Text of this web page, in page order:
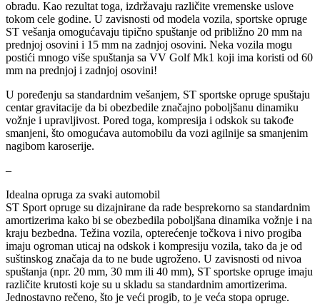
NRF NTY
OE BMW OE MERCEDES
OPTIMA OSRAM
Pascal PHILIPS
POWERFLEX EUROPEAN
PROFITOOL PROMA
PROMA POLSKA QUICKSILVER
QWP RAASM
obradu. Kao rezultat toga, izdržavaju različite vremenske uslove
tokom cele godine. U zavisnosti od modela vozila, sportske opruge
ST vešanja omogućavaju tipično spuštanje od približno 20 mm na
prednjoj osovini i 15 mm na zadnjoj osovini. Neka vozila mogu
postići mnogo više spuštanja sa VV Golf Mk1 koji ima koristi od 60
mm na prednjoj i zadnjoj osovini!
U poređenju sa standardnim vešanjem, ST sportske opruge spuštaju
centar gravitacije da bi obezbedile značajno poboljšanu dinamiku
vožnje i upravljivost. Pored toga, kompresija i odskok su takođe
smanjeni, što omogućava automobilu da vozi agilnije sa smanjenim
nagibom karoserije.
–
Idealna opruga za svaki automobil
ST Sport opruge su dizajnirane da rade besprekorno sa standardnim
amortizerima kako bi se obezbedila poboljšana dinamika vožnje i na
kraju bezbedna. Težina vozila, opterećenje točkova i nivo progiba
imaju ogroman uticaj na odskok i kompresiju vozila, tako da je od
suštinskog značaja da to ne bude ugroženo. U zavisnosti od nivoa
spuštanja (npr. 20 mm, 30 mm ili 40 mm), ST sportske opruge imaju
različite krutosti koje su u skladu sa standardnim amortizerima.
Jednostavno rečeno, što je veći progib, to je veća stopa opruge.